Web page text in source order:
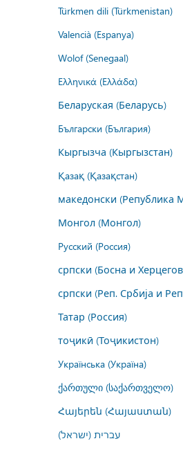
Türkmen dili (Türkmenistan)
Valencià (Espanya)
Wolof (Senegaal)
Ελληνικά (Ελλάδα)
Беларуская (Беларусь)
Български (България)
Кыргызча (Кыргызстан)
Қазақ (Қазақстан)
македонски (Република
Монгол (Монгол)
Русский (Россия)
српски (Босна и
српски (Реп. Србија и
Татар (Россия)
тоҷикӣ (Тоҷикистон)
Українська (Україна)
ქართული (საქართველო)
Հայերեն (Հայաստան)
עברית (ישראל)